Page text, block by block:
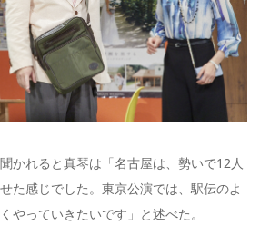
かれると真琴は「名古屋は、勢いで12人
た感じでした。東京公演では、駅伝のよ
やっていきたいです」と述べた。